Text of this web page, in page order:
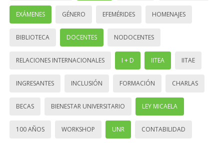
EXÁMENES GÉNERO EFEMÉRIDES HOMENAJES
BIBLIOTECA DOCENTES NODOCENTES
RELACIONES INTERNACIONALES I + D IITEA IITAE
INGRESANTES INCLUSIÓN FORMACIÓN CHARLAS
BECAS BIENESTAR UNIVERSITARIO LEY MICAELA
100 AÑOS WORKSHOP UNR CONTABILIDAD